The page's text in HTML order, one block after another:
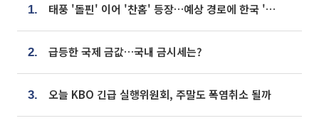
1. 태풍 '돌핀' 이어 '찬홈' 등장…예상 경로에 한국 '한숨'
2. 급등한 국제 금값…국내 금시세는?
3. 오늘 KBO 긴급 실행위원회, 주말도 폭염취소 될까